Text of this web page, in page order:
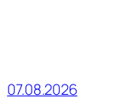
07.08.2026